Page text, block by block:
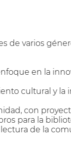
de varios
en la
cultural y la
con
para la
de la